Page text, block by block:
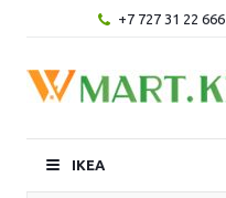
+7 727 31 22 666
IKEA